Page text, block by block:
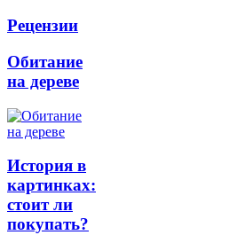
Рецензии
Обитание
на дереве
История в
картинках:
стоит ли
покупать?